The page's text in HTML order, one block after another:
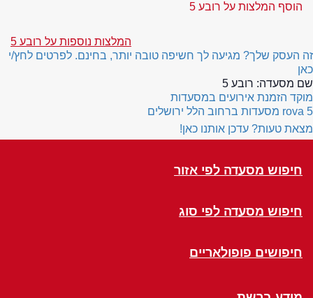
הוסף המלצות על רובע 5
המלצות נוספות על רובע 5
זה העסק שלך? מגיעה לך חשיפה טובה יותר, בחינם. לפרטים לחץ/י
כאן
שם מסעדה: רובע 5
מוקד הזמנת אירועים במסעדות
rova 5 מסעדות ברחוב הלל ירושלים
מצאת טעות? עדכן אותנו כאן!
חיפוש מסעדה לפי אזור
חיפוש מסעדה לפי סוג
חיפושים פופולאריים